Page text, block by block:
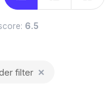
6.5
filter ✕